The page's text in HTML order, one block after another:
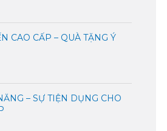
CAO CẤP – QUÀ TẶNG Ý
– SỰ TIỆN DỤNG CHO